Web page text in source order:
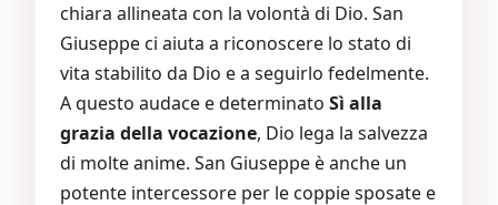
chiara allineata con la volontà di Dio. San
Giuseppe ci aiuta a riconoscere lo stato di
vita stabilito da Dio e a seguirlo fedelmente.
A questo audace e determinato Sì alla
grazia della vocazione, Dio lega la salvezza
di molte anime. San Giuseppe è anche un
potente intercessore per le coppie sposate e